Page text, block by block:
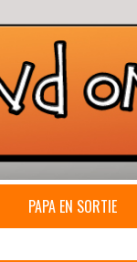
PAPA EN SORTIE